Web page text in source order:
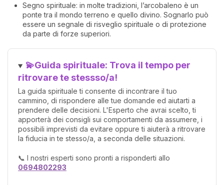
Segno spirituale: in molte tradizioni, l’arcobaleno è un
ponte tra il mondo terreno e quello divino. Sognarlo può
essere un segnale di risveglio spirituale o di protezione
da parte di forze superiori.
💫Guida spirituale: Trova il tempo per
ritrovare te stessso/a!
La guida spirituale ti consente di incontrare il tuo
cammino, di rispondere alle tue domande ed aiutarti a
prendere delle decisioni. L'Esperto che avrai scelto, ti
apporterà dei consigli sui comportamenti da assumere, i
possibili imprevisti da evitare oppure ti aiuterà a ritrovare
la fiducia in te stesso/a, a seconda delle situazioni.
📞 I nostri esperti sono pronti a risponderti allo
0694802293